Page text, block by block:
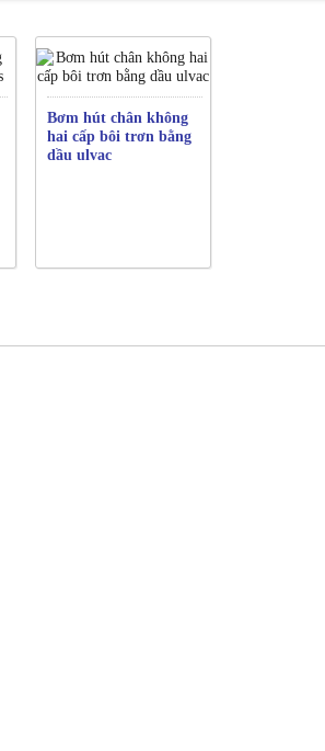
Bơm hút chân không
hai cấp bôi trơn bằng
dầu ulvac